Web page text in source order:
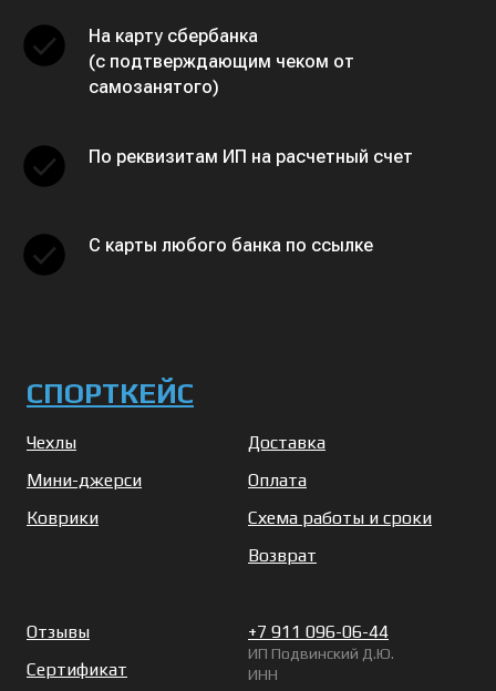
На карту сбербанка
(с подтверждающим чеком от
самозанятого)
По реквизитам ИП на расчетный счет
С карты любого банка по ссылке
СПОРТКЕЙС
Чехлы
Мини-джерси
Коврики
Доставка
Оплата
Схема работы и сроки
Возврат
Отзывы
Сертификат
+7 911 096-06-44
ИП Подвинский Д.Ю.
ИНН